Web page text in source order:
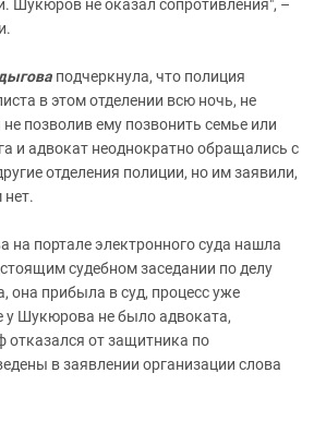
Шукюров не оказал сопротивления", –
подчеркнула, что полиция
в этом отделении всю ночь, не
позволив ему позвонить семье или
и адвокат неоднократно обращались с
отделения полиции, но им заявили,
нет.
на портале электронного суда нашла
судебном заседании по делу
она прибыла в суд, процесс уже
у Шукюрова не было адвоката,
отказался от защитника по
в заявлении организации слова